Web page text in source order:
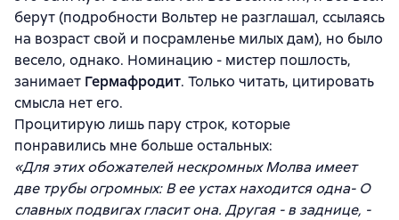
берут (подробности Вольтер не разглашал, ссылаясь
на возраст свой и посрамленье милых дам), но было
весело, однако. Номинацию - мистер пошлость,
занимает Гермафродит. Только читать, цитировать
смысла нет его.
Процитирую лишь пару строк, которые
понравились мне больше остальных:
«Для этих обожателей нескромных Молва имеет
две трубы огромных: В ее устах находится одна- О
славных подвигах гласит она. Другая - в заднице, -